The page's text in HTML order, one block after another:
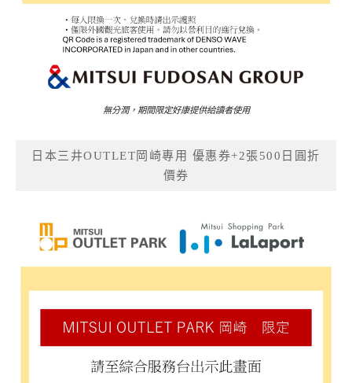
無分潤，期間限定好康提供給讀者使用
日本三井OUTLET岡崎專用 優惠券+2張500日圓折
價券